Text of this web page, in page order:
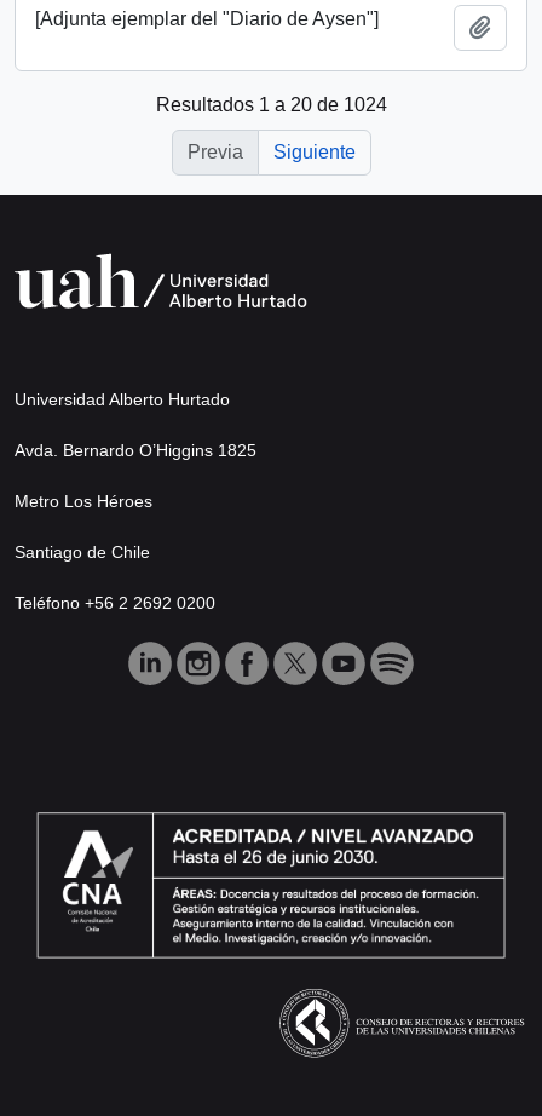
[Adjunta ejemplar del "Diario de Aysen"]
Resultados 1 a 20 de 1024
Previa Siguiente
Universidad Alberto Hurtado
Avda. Bernardo O’Higgins 1825
Metro Los Héroes
Santiago de Chile
Teléfono +56 2 2692 0200